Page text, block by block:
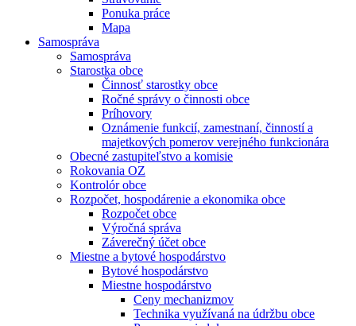
Ponuka práce
Mapa
Samospráva
Samospráva
Starostka obce
Činnosť starostky obce
Ročné správy o činnosti obce
Príhovory
Oznámenie funkcií, zamestnaní, činností a
majetkových pomerov verejného funkcionára
Obecné zastupiteľstvo a komisie
Rokovania OZ
Kontrolór obce
Rozpočet, hospodárenie a ekonomika obce
Rozpočet obce
Výročná správa
Záverečný účet obce
Miestne a bytové hospodárstvo
Bytové hospodárstvo
Miestne hospodárstvo
Ceny mechanizmov
Technika využívaná na údržbu obce